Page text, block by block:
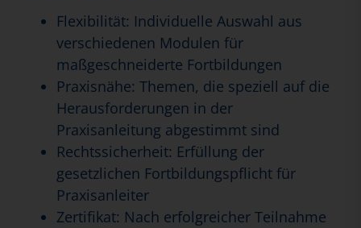
Flexibilität: Individuelle Auswahl aus
verschiedenen Modulen für
maßgeschneiderte Fortbildungen
Praxisnähe: Themen, die speziell auf die
Herausforderungen in der
Praxisanleitung abgestimmt sind
Rechtssicherheit: Erfüllung der
gesetzlichen Fortbildungspflicht für
Praxisanleiter
Zertifikat: Nach erfolgreicher Teilnahme